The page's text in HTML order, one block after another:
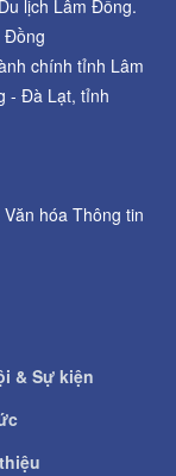
lịch Lâm Đồng.
Đồng
chính tỉnh Lâm
- Đà Lạt, tỉnh
hóa Thông tin
& Sự kiện